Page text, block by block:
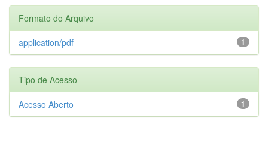
Formato do Arquivo
1
application/pdf
Tipo de Acesso
1
Acesso Aberto